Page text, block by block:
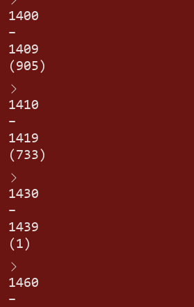
1400
–
1409
(905)
1410
–
1419
(733)
1430
–
1439
(1)
1460
–